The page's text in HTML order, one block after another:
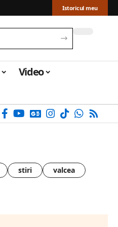
Istoricul meu
Video
stiri valcea